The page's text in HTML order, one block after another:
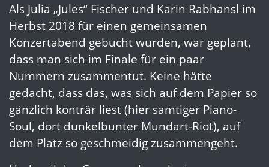
Als Julia „Jules“ Fischer und Karin Rabhansl im
Herbst 2018 für einen gemeinsamen
Konzertabend gebucht wurden, war geplant,
dass man sich im Finale für ein paar
Nummern zusammentut. Keine hätte
gedacht, dass das, was sich auf dem Papier so
gänzlich konträr liest (hier samtiger Piano-
Soul, dort dunkelbunter Mundart-Riot), auf
dem Platz so geschmeidig zusammengeht.